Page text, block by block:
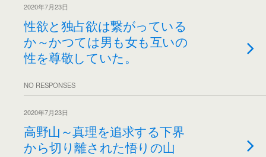
2020年7月23日
性欲と独占欲は繋がっている
か～かつては男も女も互いの
性を尊敬していた。
NO RESPONSES
2020年7月23日
高野山～真理を追求する下界
から切り離された悟りの山